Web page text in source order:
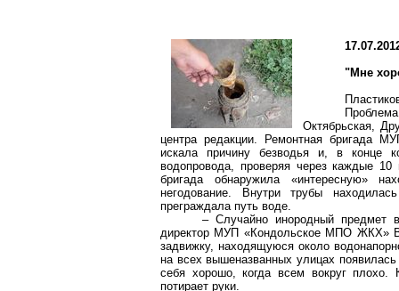
"Мне
Октябрьская,
центраредакции. Ремонтная бригада
искала причину безводья и, в конце
водопровода, проверяя через каждые 10
бригада обнаружила «интересную»
негодование. Внутри трубы
преграждала путь воде.
– Случайно инородный предмет
директор МУП «КондольскоеМПО ЖКХ»
задвижку, находящуюся около
на всех вышеназванных улицах
себя хорошо, когда всем вокруг
потирает руки.